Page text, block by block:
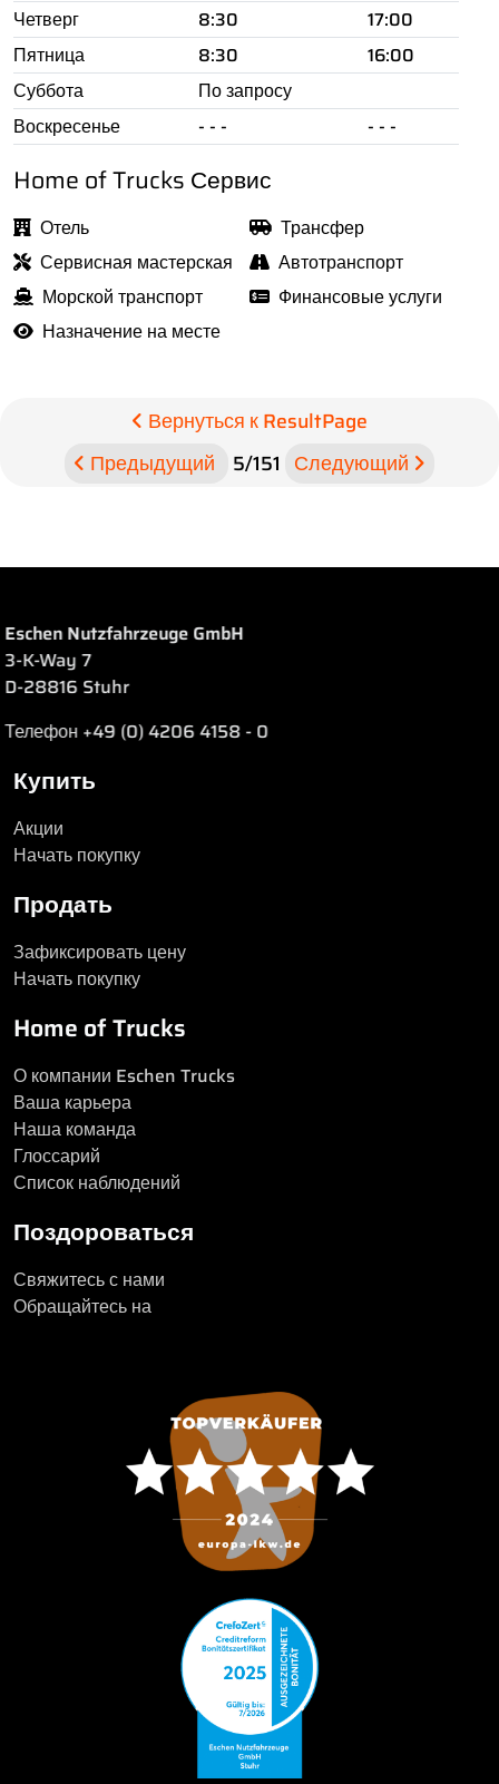
Четверг
8:30
17:00
Пятница
8:30
16:00
Суббота
По запросу
Воскресенье
- - - - - -
Home of Trucks Сервис
Отель
Трансфер
Сервисная мастерская
Автотранспорт
Морской транспорт
Финансовые услуги
Назначение на месте
Вернуться к ResultPage
Предыдущий
5/151 Следующий
Eschen Nutzfahrzeuge GmbH
3-K-Way 7
D-28816 Stuhr
Телефон +49 (0) 4206 4158 - 0
Купить
Акции
Начать покупку
Продать
Зафиксировать цену
Начать покупку
Home of Trucks
О компании Eschen Trucks
Ваша карьера
Наша команда
Глоссарий
Список наблюдений
Поздороваться
Свяжитесь с нами
Обращайтесь на